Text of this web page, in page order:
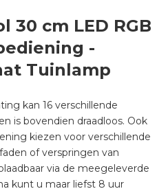
30 cm LED RGB
-
Tuinlamp
kan 16 verschillende
is bovendien draadloos. Ook
kiezen voor verschillende
of verspringen van
via de meegeleverde
kunt u maar liefst 8 uur